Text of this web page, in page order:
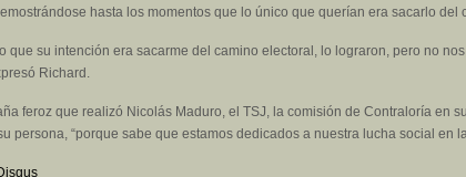
hasta los momentos que lo único que querían era sacarlo del
que su intención era sacarme del camino electoral, lo lograron, pero no
Richard.
feroz que realizó Nicolás Maduro, el TSJ, la comisión de Contraloría en
persona, “porque sabe que estamos dedicados a nuestra lucha social en